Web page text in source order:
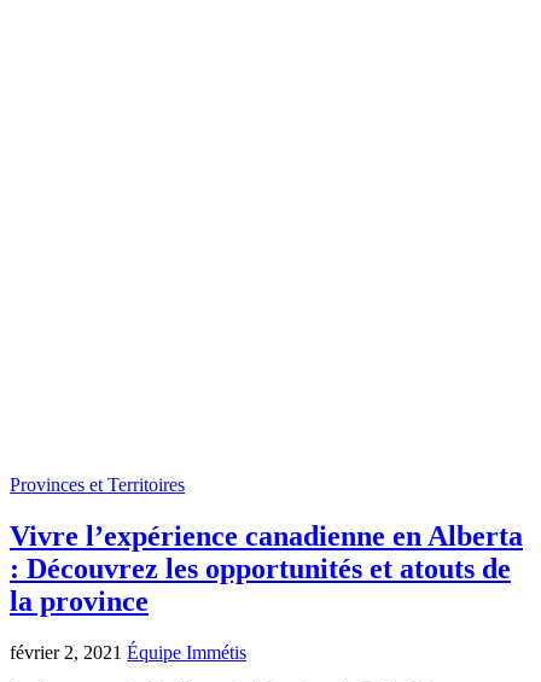
Provinces et Territoires
Vivre l’expérience canadienne en Alberta
: Découvrez les opportunités et atouts de
la province
février 2, 2021 Équipe Immétis